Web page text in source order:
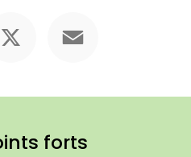
forts